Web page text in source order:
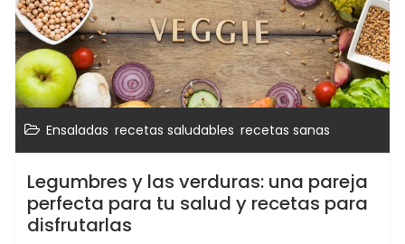
Ensaladas recetas saludables recetas sanas
Legumbres y las verduras: una pareja
perfecta para tu salud y recetas para
disfrutarlas